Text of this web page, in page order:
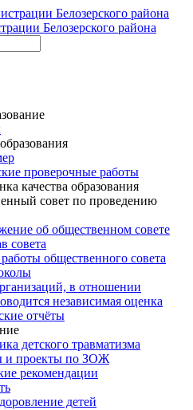
Белозерского района
проверочные работы
качества образования
совет по проведению
об общественном совете
совета
общественного совета
в отношении
независимая оценка
отчёты
детского травматизма
и проекты по ЗОЖ
рекомендации
детей